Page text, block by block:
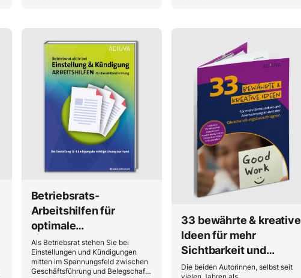
Betriebsrats-
Arbeitshilfen für
optimale
Mitbestimmung bei
Einstellung &
Kündigung
Als Betriebsrat stehen Sie bei
Einstellungen und Kündigungen
mitten im Spannungsfeld zwischen
Geschäftsführung und Belegschaft.
33 bewährte & kreative
Ideen für mehr
Sichtbarkeit und
Anerkennung im Amt
Die beiden Autorinnen, selbst seit